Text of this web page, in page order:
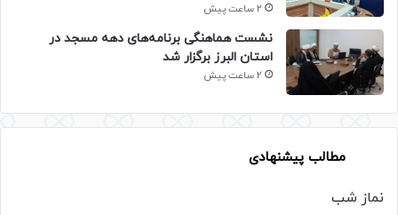
2 ساعت پیش
نشست هماهنگی برنامه‌های دهه مسجد در
استان البرز برگزار شد
2 ساعت پیش
مطالب پیشنهادی
نماز شب